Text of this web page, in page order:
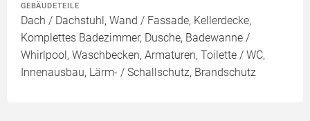
GEBÄUDETEILE
Dach / Dachstuhl, Wand / Fassade, Kellerdecke,
Komplettes Badezimmer, Dusche, Badewanne /
Whirlpool, Waschbecken, Armaturen, Toilette / WC,
Innenausbau, Lärm- / Schallschutz, Brandschutz